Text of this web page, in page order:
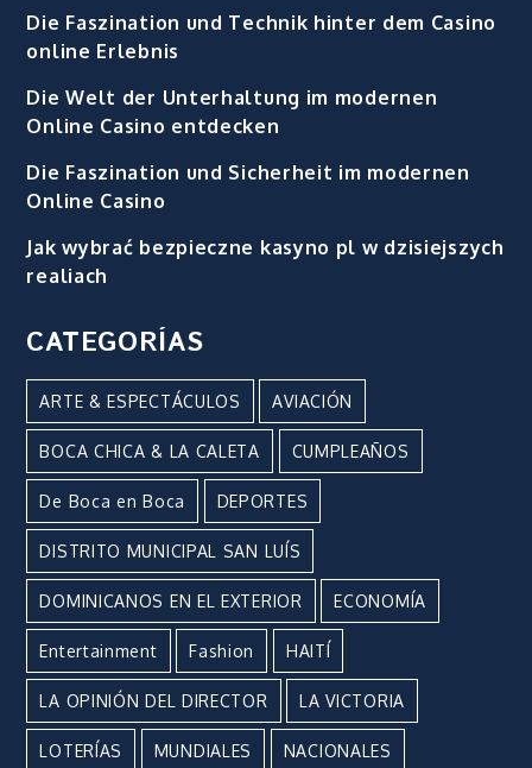
Die Faszination und Technik hinter dem Casino
online Erlebnis
Die Welt der Unterhaltung im modernen
Online Casino entdecken
Die Faszination und Sicherheit im modernen
Online Casino
Jak wybrać bezpieczne kasyno pl w dzisiejszych
realiach
CATEGORÍAS
ARTE & ESPECTÁCULOS AVIACIÓN
BOCA CHICA & LA CALETA CUMPLEAÑOS
De Boca en Boca DEPORTES
DISTRITO MUNICIPAL SAN LUÍS
DOMINICANOS EN EL EXTERIOR ECONOMÍA
Entertainment Fashion HAITÍ
LA OPINIÓN DEL DIRECTOR LA VICTORIA
LOTERÍAS MUNDIALES NACIONALES